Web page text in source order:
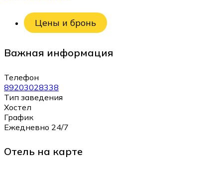
Цены и бронь
Важная информация
Телефон
89203028338
Тип заведения
Хостел
График
Ежедневно 24/7
Отель на карте